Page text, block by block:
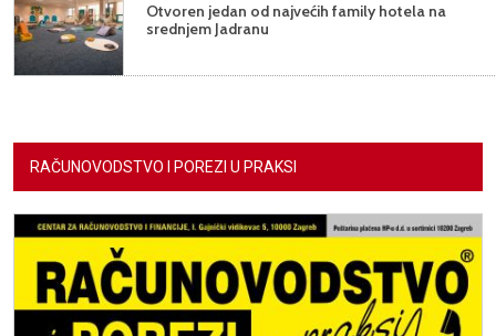
Otvoren jedan od najvećih family hotela na
srednjem Jadranu
RAČUNOVODSTVO I POREZI U PRAKSI